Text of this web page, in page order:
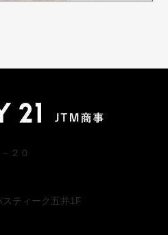
２０
ティーク五井1F